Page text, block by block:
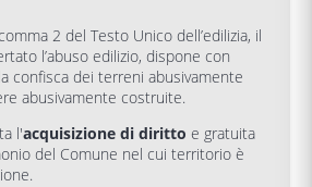
2 del Testo Unico dell’edilizia, il
l’abuso edilizio, dispone con
confisca dei terreni abusivamente
abusivamente costruite.
l'acquisizione di diritto e gratuita
del Comune nel cui territorio è